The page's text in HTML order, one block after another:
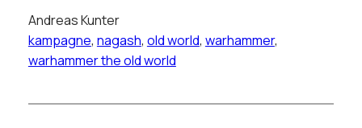
Andreas Kunter
kampagne, nagash, old world, warhammer
warhammer the old world